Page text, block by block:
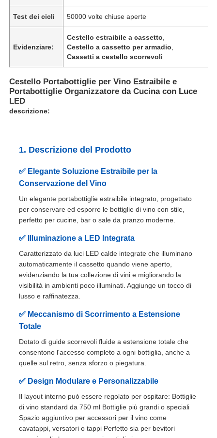
Casa
Prodotti
Chi siamo
Fatory Tour
Controllo di qualità
Contattaci
Test dei cicli 50000 volte chiuse aperte
Evidenziare:
Cestello estraibile a cassetto
Cestello a cassetto per armadio
Cassetti a cestello scorrevoli
Cestello Portabottiglie per Vino Estraibile e
Portabottiglie Organizzatore da Cucina con Luce
LED
descrizione:
1. Descrizione del Prodotto
✅ Elegante Soluzione Estraibile per la
Conservazione del Vino
Un elegante portabottiglie estraibile integrato, progettato
per conservare ed esporre le bottiglie di vino con stile,
perfetto per cucine, bar o sale da pranzo moderne.
✅ Illuminazione a LED Integrata
Caratterizzato da luci LED calde integrate che illuminano
automaticamente il cassetto quando viene aperto,
evidenziando la tua collezione di vini e migliorando la
visibilità in ambienti poco illuminati. Aggiunge un tocco di
lusso e raffinatezza.
✅ Meccanismo di Scorrimento a Estensione
Totale
Dotato di guide scorrevoli fluide a estensione totale che
consentono l'accesso completo a ogni bottiglia, anche a
quelle sul retro, senza sforzo o piegatura.
✅ Design Modulare e Personalizzabile
Il layout interno può essere regolato per ospitare: Bottiglie
di vino standard da 750 ml Bottiglie più grandi o speciali
Spazio aggiuntivo per accessori per il vino come
cavatappi, versatori o tappi Perfetto sia per bevitori